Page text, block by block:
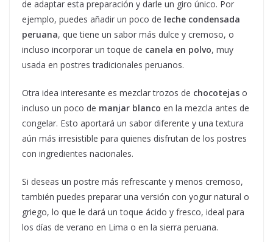
de adaptar esta preparación y darle un giro único. Por
ejemplo, puedes añadir un poco de leche condensada
peruana, que tiene un sabor más dulce y cremoso, o
incluso incorporar un toque de canela en polvo, muy
usada en postres tradicionales peruanos.
Otra idea interesante es mezclar trozos de chocotejas o
incluso un poco de manjar blanco en la mezcla antes de
congelar. Esto aportará un sabor diferente y una textura
aún más irresistible para quienes disfrutan de los postres
con ingredientes nacionales.
Si deseas un postre más refrescante y menos cremoso,
también puedes preparar una versión con yogur natural o
griego, lo que le dará un toque ácido y fresco, ideal para
los días de verano en Lima o en la sierra peruana.